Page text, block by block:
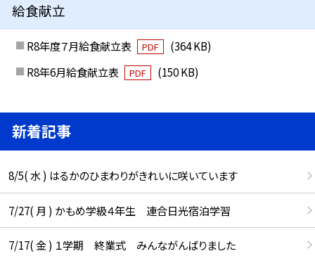
給食献立
R8年度７月給食献立表 PDF
(364 KB)
R8年6月給食献立表
PDF (150 KB)
新着記事
8/5( 水 ) はるかのひまわりがきれいに咲いています
7/27( 月 ) かもめ学級４年生 連合日光宿泊学習
7/17( 金 ) １学期 終業式 みんながんばりました